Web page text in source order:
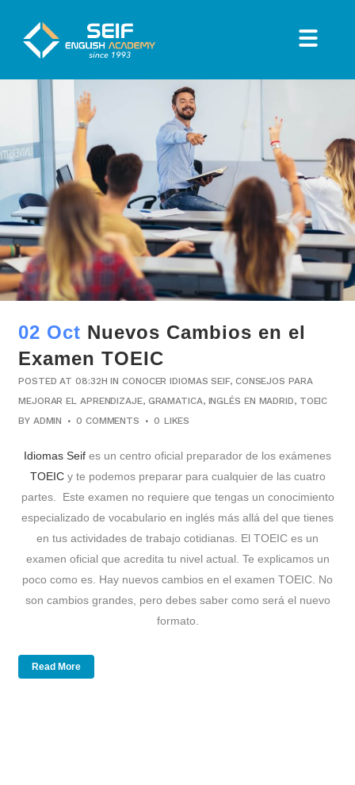
02 Oct Nuevos Cambios en el
Examen TOEIC
POSTED AT 08:32H INCONOCER IDIOMAS SEIF, CONSEJOS PARA
MEJORAR EL APRENDIZAJE, GRAMATICA, INGLÉS EN MADRID, TOEIC
BY ADMIN 0 COMMENTS 0 LIKES
Idiomas Seif es un centro oficial preparador de los exámenes
TOEICy te podemos preparar para cualquier de las cuatro
partes. Este examen no requiere que tengas un conocimiento
especializado de vocabulario en inglés más allá del que tienes
en tus actividades de trabajo cotidianas. El TOEIC es un
examen oficial que acredita tu nivel actual. Te explicamos un
poco como es. Hay nuevos cambios en el examen TOEIC. No
son cambios grandes, pero debes saber como será el nuevo
formato.
Read More